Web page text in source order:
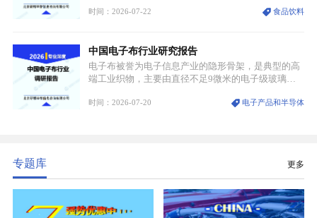
道。贵州茅台凭借独一无二的核心产区壁垒、刚性产
业。
时间：2026-07-22 食品饮料
中国电子布行业研究报告
电子布被誉为电子信息产业的隐形骨架，是典型的高
端工业织物，主要由直径不足9微米的电子级玻璃纤
生产制造过程中不可或缺的核心基材。电子布具备高
时间：2026-07-20 电子产品和半导体
专题库 更多